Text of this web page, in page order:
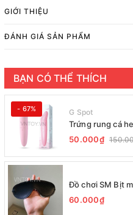
GIỚI THIỆU
ĐÁNH GIÁ SẢN PHẨM
BẠN CÓ THỂ THÍCH
- 67% G Spot
Trứng rung cá
50.000₫
Đồ chơi SM Bịt
60.000₫